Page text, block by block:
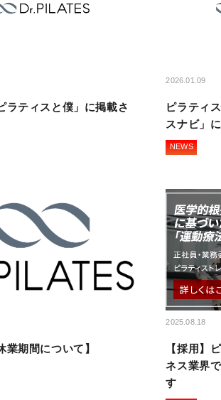
ラティスと僕」に掲載さ
2026.01.09
ピラティ
スナビ」
NEWS
業期間について】
2025.08.18
【採用】
ネス業界
す